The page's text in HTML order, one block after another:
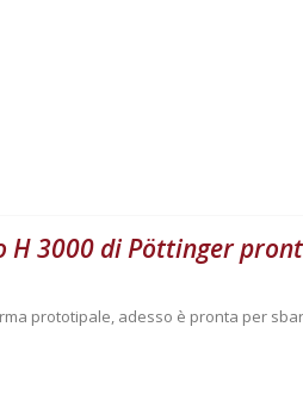
H 3000 di Pöttinger
prototipale, adesso è pronta per